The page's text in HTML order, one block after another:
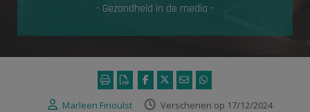
- Gezondheid in de media -
Marleen Finoulst Verschenen op 17/12/2024